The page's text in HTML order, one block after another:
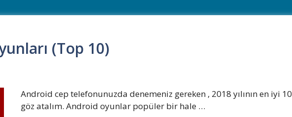
(Top 10)
Android cep telefonunuzda denemeniz gereken , 2018 yılının en iyi
göz atalım. Android oyunlar popüler bir hale …